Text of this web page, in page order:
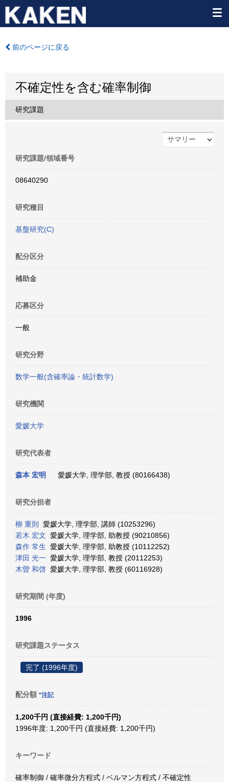
前のページに戻る
不確定性を含む確率制御
研究課題
研究課題/領域番号
08640290
研究種目
基盤研究(C)
配分区分
補助金
応募区分
一般
研究分野
数学一般(含確率論・統計数学)
研究機関
愛媛大学
研究代表者
森本 宏明 愛媛大学, 理学部, 教授 (80166438)
研究分担者
柳 重則
愛媛大学, 理学部, 講師 (10253296)
若木 宏文 愛媛大学, 理学部, 助教授 (90210856)
森作 常生 愛媛大学, 理学部, 助教授 (10112252)
津田 光一 愛媛大学, 理学部, 教授 (20112253)
木曽 和啓 愛媛大学, 理学部, 教授 (60116928)
研究期間 (年度)
1996
研究課題ステータス
完了 (1996年度)
配分額 *注記
1,200千円 (直接経費: 1,200千円)
1996年度: 1,200千円 (直接経費: 1,200千円)
キーワード
確率制御 / 確率微分方程式 / ベルマン方程式 / 不確定性